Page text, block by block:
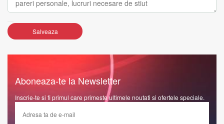
Salveaza
Aboneaza-te la Newsletter
Inscrie-te si fi primul care primeste ultimele noutati si ofertele speciale.